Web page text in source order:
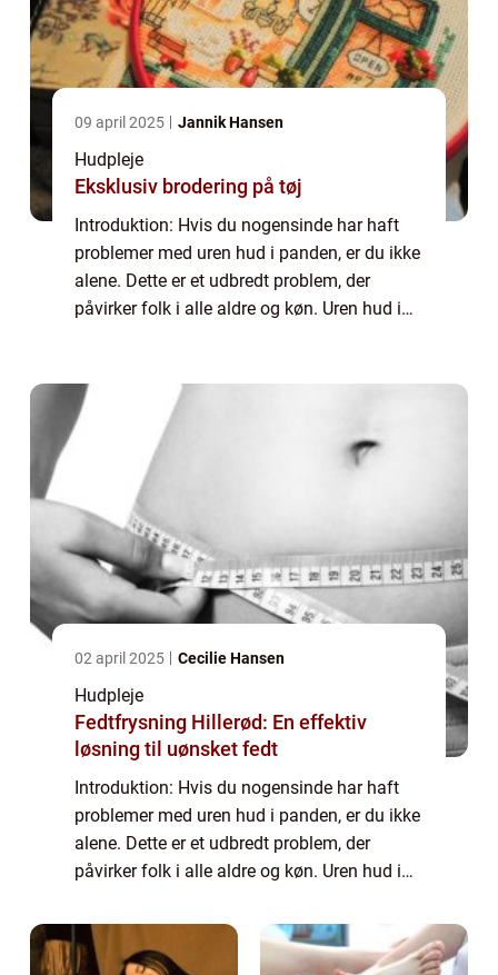
09 april 2025 Jannik Hansen
Hudpleje
Eksklusiv brodering på tøj
Introduktion: Hvis du nogensinde har haft
problemer med uren hud i panden, er du ikke
alene. Dette er et udbredt problem, der
påvirker folk i alle aldre og køn. Uren hud i
02 april 2025 Cecilie Hansen
Hudpleje
Fedtfrysning Hillerød: En effektiv
løsning til uønsket fedt
Introduktion: Hvis du nogensinde har haft
problemer med uren hud i panden, er du ikke
alene. Dette er et udbredt problem, der
påvirker folk i alle aldre og køn. Uren hud i
forlegende og kan have en negativ indvirkn...